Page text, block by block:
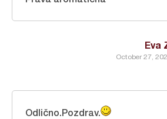
Eva
October 27,
Odlično.Pozdrav.